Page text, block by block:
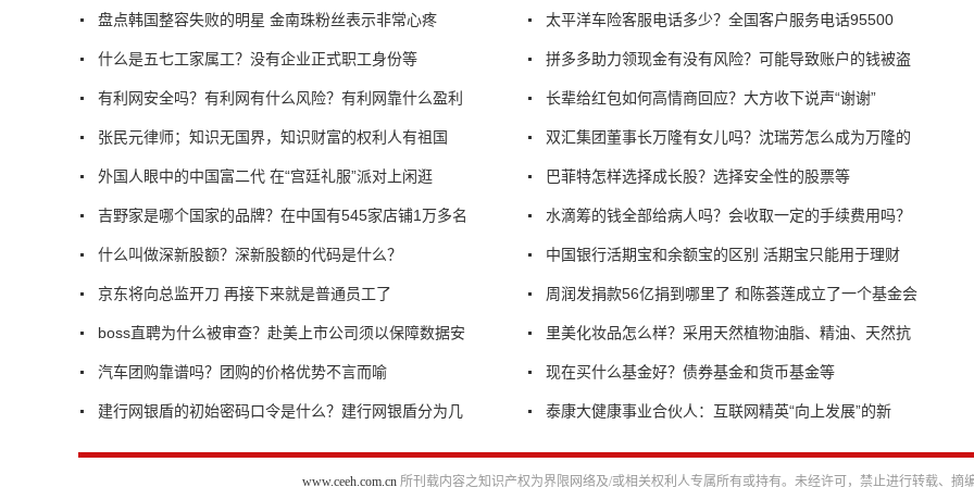
盘点韩国整容失败的明星 金南珠粉丝表示非常心疼
什么是五七工家属工？没有企业正式职工身份等
有利网安全吗？有利网有什么风险？有利网靠什么盈利
张民元律师；知识无国界，知识财富的权利人有祖国
外国人眼中的中国富二代 在“宫廷礼服”派对上闲逛
吉野家是哪个国家的品牌？在中国有545家店铺1万多名
什么叫做深新股额？深新股额的代码是什么？
京东将向总监开刀 再接下来就是普通员工了
boss直聘为什么被审查？赴美上市公司须以保障数据安
汽车团购靠谱吗？团购的价格优势不言而喻
建行网银盾的初始密码口令是什么？建行网银盾分为几
太平洋车险客服电话多少？全国客户服务电话95500
拼多多助力领现金有没有风险？可能导致账户的钱被盗
长辈给红包如何高情商回应？大方收下说声“谢谢”
双汇集团董事长万隆有女儿吗？沈瑞芳怎么成为万隆的
巴菲特怎样选择成长股？选择安全性的股票等
水滴筹的钱全部给病人吗？会收取一定的手续费用吗？
中国银行活期宝和余额宝的区别 活期宝只能用于理财
周润发捐款56亿捐到哪里了 和陈荟莲成立了一个基金会
里美化妆品怎么样？采用天然植物油脂、精油、天然抗
现在买什么基金好？债券基金和货币基金等
泰康大健康事业合伙人：互联网精英“向上发展”的新
www.ceeh.com.cn所刊载内容之知识产权为界限网络及/或相关权利人专属所有或持有。未经许可，禁止进行转载、摘